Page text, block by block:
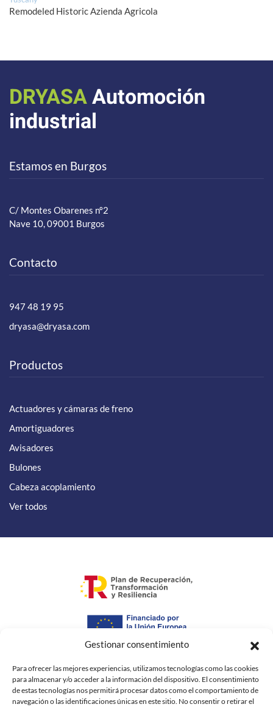
Gestionar consentimiento
Para ofrecer las mejores experiencias, utilizamos tecnologías como las cookies
para almacenar y/o acceder a la información del dispositivo. El consentimiento
de estas tecnologías nos permitirá procesar datos como el comportamiento de
navegación o las identificaciones únicas en este sitio. No consentir o retirar el
Remodeled Historic Azienda Agricola
DRYASAAutomoción
industrial
Estamos en Burgos
C/ Montes Obarenes nº2
Nave 10, 09001 Burgos
Contacto
947 48 19 95
dryasa@dryasa.com
Productos
Actuadores y cámaras de freno
Amortiguadores
Avisadores
Bulones
Cabeza acoplamiento
Ver todos
embargo, los puntos de vista y las opiniones expresadas son
únicamente los del autor o autores y no reflejan necesariamente los
de la Unión Europea o la Comisión Europea. Ni la Unión Europea ni